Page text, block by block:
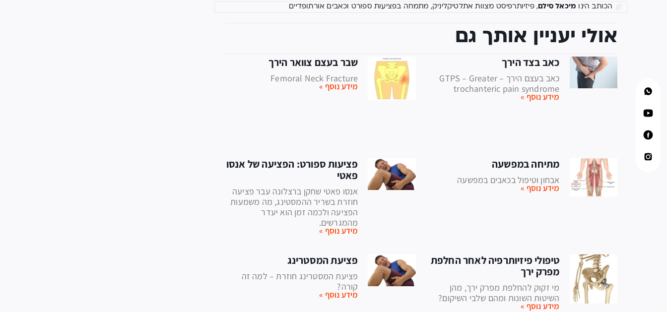
הכותב הינו מיכאל סילם , פיזיותרפיסט מצוות אתלטיקליניק, מתמחה בפציעות ספורט וכאבים אורתופדיים
אולי יעניין אותך גם
כאב בצד הירך
כאב בעצם הירך – GTPS – Greater
trochanteric pain syndrome
מידע נוסף »
שבר בעצם צוואר הירך
Femoral Neck Fracture
מידע נוסף »
מתיחה במפשעה
אבחון וטיפול בכאבים במפשעה
מידע נוסף »
פציעות ספורט: הפציעה של אנסו
פאטי
אנסו פאטי שחקן ברצלונה עבר פציעה
חוזרת בשריר ההמסטינג, מה משמעות
הפציעה ולכמה זמן הוא יעדר
מהמגרשים.
מידע נוסף »
טיפולי פיזיותרפיה לאחר החלפת
מפרק ירך
מי זקוק להחלפת מפרק ירך, מהן
השיטות השונות ומהם שלבי השיקום?
מידע נוסף »
פציעת המסטרינג
פציעת המסטרינג חוזרת – למה זה
קורה?
מידע נוסף »